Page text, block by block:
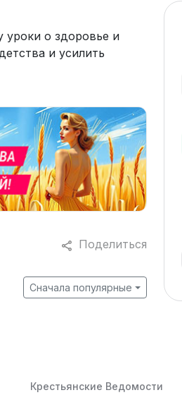
уроки о здоровье и
и усилить
Поделиться
Сначала популярные
Крестьянские Ведомости